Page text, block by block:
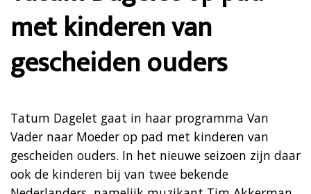
met kinderen van
gescheiden ouders
Tatum Dagelet gaat in haar programma Van
Vader naar Moeder op pad met kinderen van
gescheiden ouders. In het nieuwe seizoen zijn daar
ook de kinderen bij van twee bekende